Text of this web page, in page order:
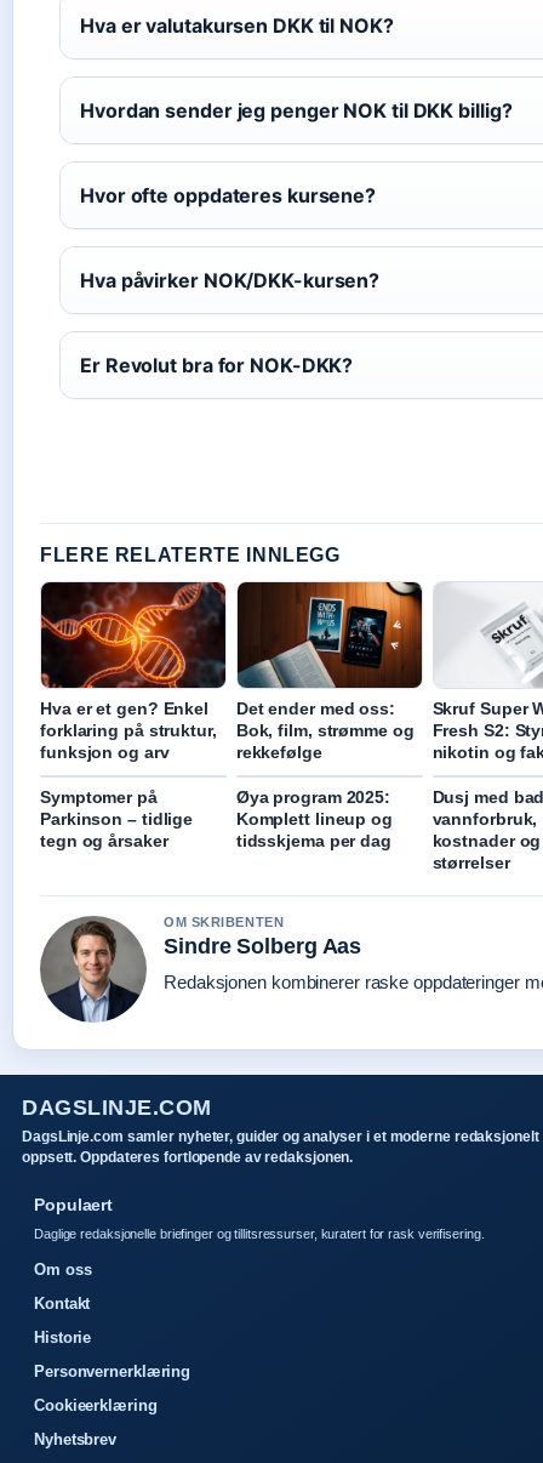
Hva er valutakursen DKK til NOK?
Hvordan sender jeg penger NOK til DKK billig?
Hvor ofte oppdateres kursene?
Hva påvirker NOK/DKK-kursen?
Er Revolut bra for NOK-DKK?
FLERE RELATERTE INNLEGG
Hva er et gen? Enkel
forklaring på struktur,
funksjon og arv
Det ender med oss:
Bok, film, strømme og
rekkefølge
Skruf Super
Fresh S2:
nikotin og
Symptomer på
Parkinson – tidlige
tegn og årsaker
Øya program 2025:
Komplett lineup og
tidsskjema per dag
Dusj med
vannforbruk,
kostnader og
størrelser
OM SKRIBENTEN
Sindre Solberg Aas
Redaksjonen kombinerer raske oppdateringer
DAGSLINJE.COM
DagsLinje.com samler nyheter, guider og analyser i et moderne redaksjonelt
oppsett. Oppdateres fortlopende av redaksjonen.
Populaert
Daglige redaksjonelle briefinger og tillitsressurser, kuratert for rask verifisering.
Om oss
Kontakt
Historie
Personvernerklæring
Cookieerklæring
Nyhetsbrev